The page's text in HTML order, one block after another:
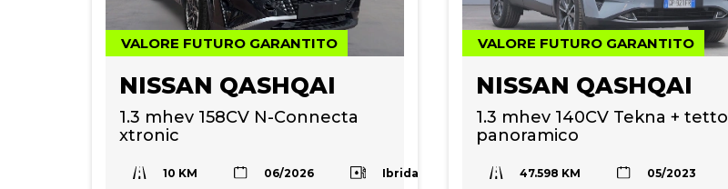
VALORE FUTURO GARANTITO
NISSAN QASHQAI
1.3 mhev 158CV N-Connecta
xtronic
10 KM 06/2026 Ibrida
VALORE FUTURO GARANTITO
NISSAN QASHQAI
1.3 mhev 140CV Tekna + tetto
panoramico
47.598 KM 05/2023